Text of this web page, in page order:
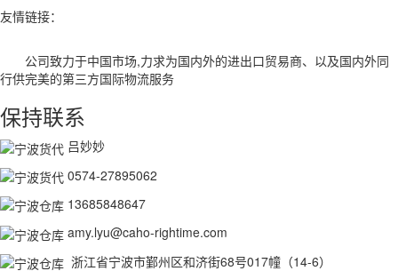
友情链接：
公司致力于中国市场,力求为国内外的进出口贸易商、以及国内外同
行供完美的第三方国际物流服务
保持联系
吕妙妙
0574-27895062
13685848647
amy.lyu@caho-rightime.com
浙江省宁波市鄞州区和济街68号017幢（14-6）